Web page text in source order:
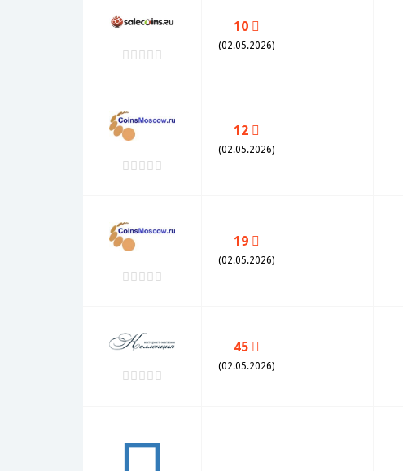
10
(02.05.2026)
12
(02.05.2026)
19
(02.05.2026)
45
(02.05.2026)